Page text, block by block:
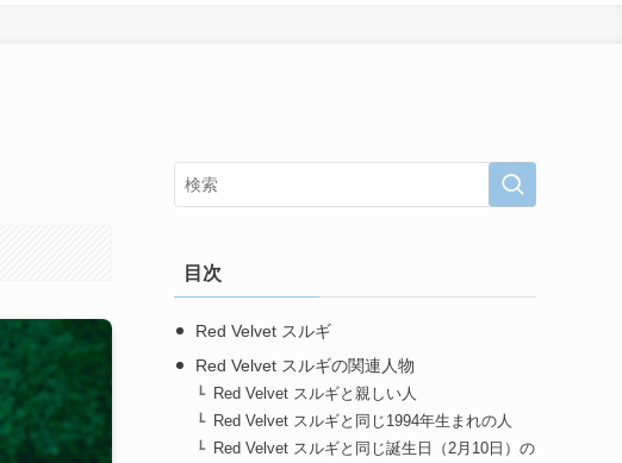
目次
Red Velvet スルギ
Red Velvet スルギの関連人物
Red Velvet スルギと親しい人
Red Velvet スルギと同じ1994年生まれの人
Red Velvet スルギと同じ誕生日（2月10日）の